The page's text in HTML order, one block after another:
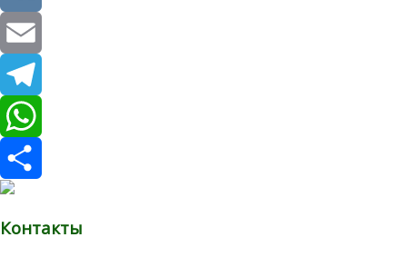
VK
Email
Telegram
WhatsApp
Отправить
Контакты